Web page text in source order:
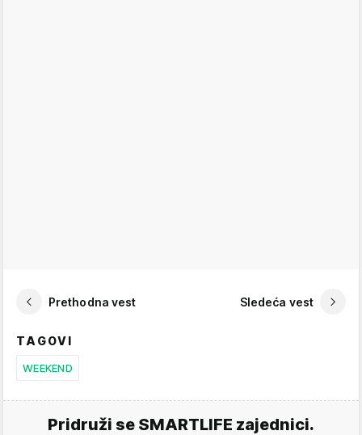
Prethodna vest Sledeća vest
TAGOVI
WEEKEND
Pridruži se SMARTLIFE zajednici.